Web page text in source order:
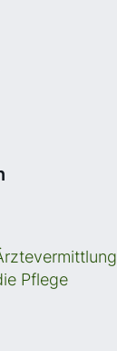
Pflege